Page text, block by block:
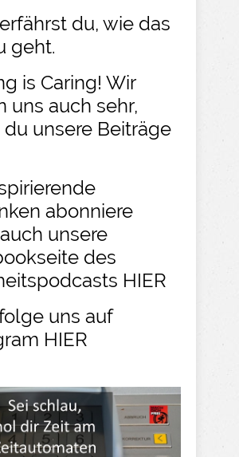
erfährst du, wie das
geht.​
is Caring! Wir
uns auch sehr,
unsere Beiträge
abonniere
unsere
des
HIER
uns auf
HIER​